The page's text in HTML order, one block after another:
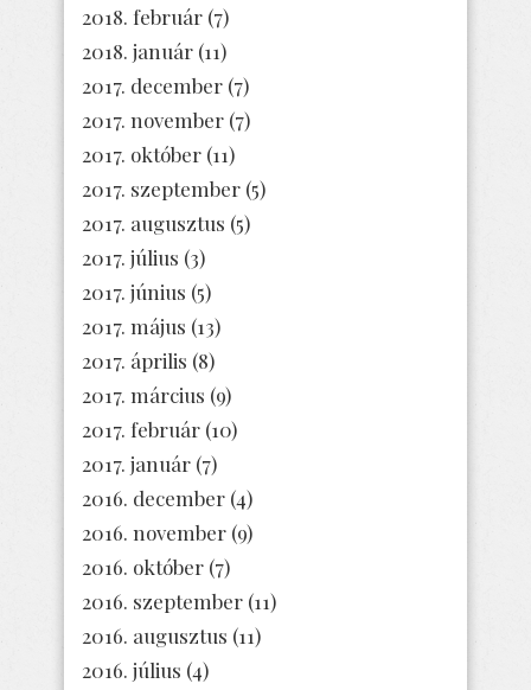
2018. február (7)
2018. január (11)
2017. december (7)
2017. november (7)
2017. október (11)
2017. szeptember (5)
2017. augusztus (5)
2017. július (3)
2017. június (5)
2017. május (13)
2017. április (8)
2017. március (9)
2017. február (10)
2017. január (7)
2016. december (4)
2016. november (9)
2016. október (7)
2016. szeptember (11)
2016. augusztus (11)
2016. július (4)